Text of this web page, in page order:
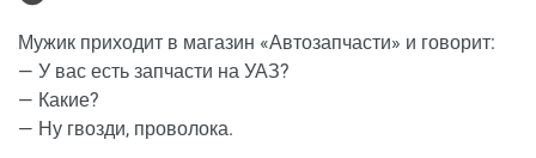
Мужик приходит в магазин «Автозапчасти» и говорит:
— У вас есть запчасти на УАЗ?
— Какие?
— Ну гвозди, проволока.